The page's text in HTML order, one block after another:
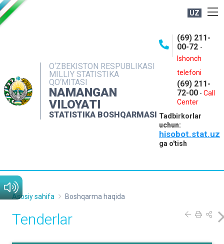
UZ
O‘ZBEKISTON RESPUBLIKASI
MILLIY STATISTIKA
QO‘MITASI
NAMANGAN
VILOYATI
STATISTIKA BOSHQARMASI
(69) 211-
00-72 -
Ishonch
telefoni
(69) 211-
72-00 - Call
Center
Tadbirkorlar
uchun:
hisobot.stat.uz
ga o'tish
NASHRLAR
INTERAKTIV XIZMATLAR
MATBUOT XIZMATI
MUROJAATLAR
Asosiy sahifa Boshqarma haqida
Tenderlar